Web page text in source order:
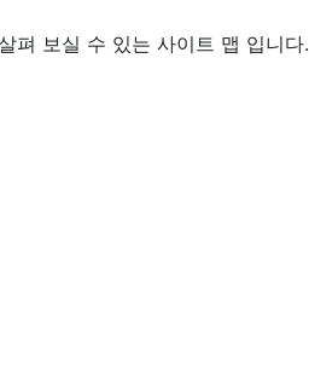
펴 보실 수 있는 사이트 맵 입니다.